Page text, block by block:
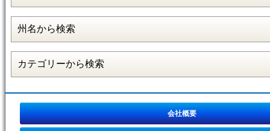
会社概要